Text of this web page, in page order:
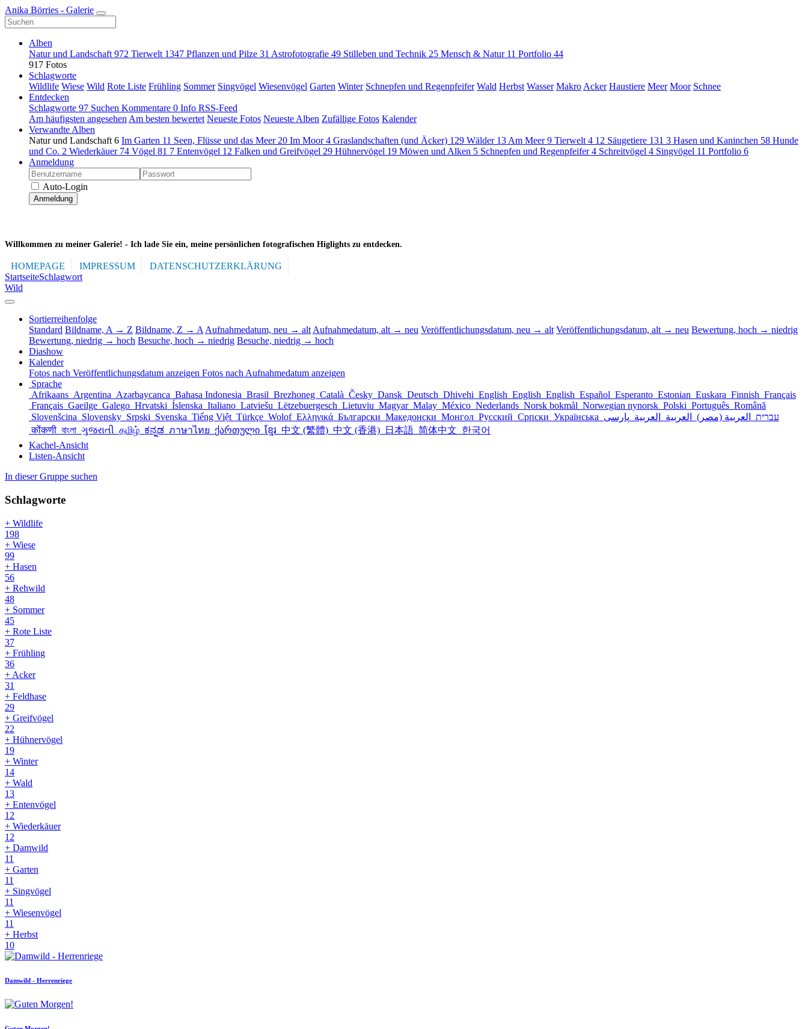
Anika Börries - Galerie
Alben
Natur und Landschaft 972 Tierwelt 1347 Pflanzen und Pilze 31 Astrofotografie 49 Stilleben und Technik 25 Mensch & Natur 11 Portfolio 44
917 Fotos
Schlagworte
Wildlife Wiese Wild Rote Liste Frühling Sommer Singvögel Wiesenvögel Garten Winter Schnepfen und Regenpfeifer Wald Herbst Wasser Makro Acker Haustiere Meer Moor Schnee
Entdecken
Schlagworte 97 Suchen Kommentare 0 Info RSS-Feed
Am häufigsten angesehen Am besten bewertet Neueste Fotos Neueste Alben Zufällige Fotos Kalender
Verwandte Alben
Natur und Landschaft 6 Im Garten 11 Seen, Flüsse und das Meer 20 Im Moor4 Graslandschaften (und Äcker) 129 Wälder 13 Am Meer9 Tierwelt 4 12 Säugetiere 131 3 Hasen und Kaninchen 58 Hunde
und Co. 2 Wiederkäuer 74 Vögel 81 7 Entenvögel 12 Falken und Greifvögel 29 Hühnervögel 19 Möwen und Alken 5 Schnepfen und Regenpfeifer4 Schreitvögel 4 Singvögel 11 Portfolio 6
Anmeldung
Auto-Login
Anmeldung
Willkommen zu meiner Galerie! - Ich lade Sie ein, meine persönlichen fotografischen Higlights zu entdecken.
HOMEPAGE IMPRESSUM
DATENSCHUTZERKLÄRUNG
StartseiteSchlagwort
Wild
Sortierreihenfolge
Standard Bildname, A → Z Bildname, Z → AAufnahmedatum, neu → altAufnahmedatum, alt → neu Veröffentlichungsdatum, neu → alt Veröffentlichungsdatum, alt → neu Bewertung, hoch → niedrig
Bewertung, niedrig → hoch Besuche, hoch → niedrig Besuche, niedrig → hoch
Diashow
Kalender
Fotos nach Veröffentlichungsdatum anzeigen Fotos nach Aufnahmedatum anzeigen
Sprache
Afrikaans Argentina Azərbaycanca Bahasa Indonesia Brasil Brezhoneg Català Česky Dansk Deutsch Dhivehi English English English Español Esperanto Estonian Euskara Finnish Français
Français Gaeilge Galego Hrvatski Íslenska Italiano Latviešu Lëtzebuergesch Lietuviu Magyar Malay México Nederlands Norsk bokmål Norwegian nynorsk Polski Português Română
Slovenšcina Slovensky Srpski Svenska Tiếng Việt Türkçe Wolof Ελληνικά Български Македонски Монгол Русский Српски Українська עברית العربية (مصر) العربية العربية پارسی
कोंकणी বাংলা ગુજરાતી தமிழ் ಕನ್ನಡ ภาษาไทย ქართული ខ្មែរ 中文 (繁體) 中文 (香港) 日本語 简体中文 한국어
Kachel-Ansicht
Listen-Ansicht
In dieser Gruppe suchen
Schlagworte
+ Wildlife
198
+ Wiese
99
+ Hasen
56
+ Rehwild
48
+ Sommer
45
+ Rote Liste
37
+ Frühling
36
+ Acker
31
+ Feldhase
29
+ Greifvögel
22
+ Hühnervögel
19
+ Winter
14
+ Wald
13
+ Entenvögel
12
+ Wiederkäuer
12
+ Damwild
11
+ Garten
11
+ Singvögel
11
+ Wiesenvögel
11
+ Herbst
10
Damwild - Herrenriege